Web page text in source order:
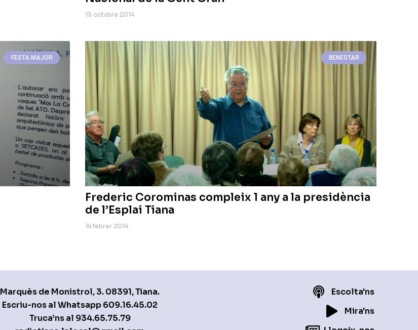
13 octubre 2014
FESTA MAJOR BENESTAR
Frederic Corominas compleix 1 any a la presidència
de l’Esplai Tiana
14 febrer 2014
Marquès de Monistrol, 3. 08391, Tiana.
Escriu-nos al Whatsapp609.16.45.02
Truca’ns al 934.65.75.79
Escolta'ns
Mira'ns